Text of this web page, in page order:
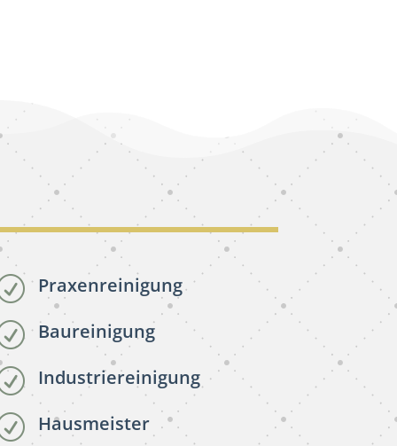
Praxenreinigung
Baureinigung
Industriereinigung
Hausmeister